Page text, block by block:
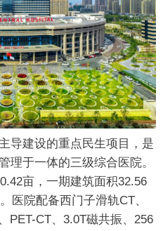
导建设的重点民生项目，是
理于一体的三级综合医院。
亩，一期建筑面积32.56
医院配备西门子滑轨CT、
PET-CT、3.0T磁共振、256